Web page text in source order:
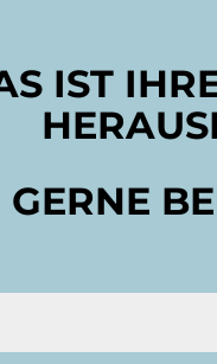
IST
GERNE